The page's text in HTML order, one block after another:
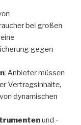
bei großen
gegen
: Anbieter müssen
Vertragsinhalte,
dynamischen
und -